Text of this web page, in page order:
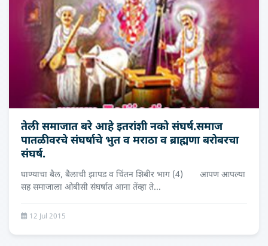
तेली समाजात बरे आहे इतरांशी नको संघर्ष.समाज
पातळीवरचे संघर्षाचे भुत व मराठा व ब्राह्मणा बरोबरचा
संघर्ष.
घाण्याचा बैल, बैलाची झापड व चिंतन शिबीर भाग (4) आपण आपल्या
सह समाजाला ओबीसी संघर्षात आना तेंव्हा ते...
12 Jul 2015